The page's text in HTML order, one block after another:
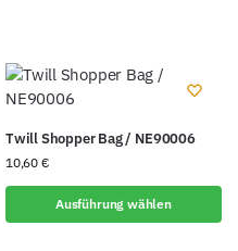
Twill Shopper Bag / NE90006
10,60 €
Ausführung wählen